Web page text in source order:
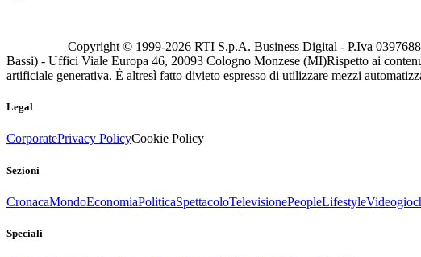
Copyright © 1999-2026 RTI S.p.A. Business Digital - P.Iva
Bassi) - Uffici Viale Europa 46, 20093 Cologno Monzese (MI)Rispetto ai
artificiale generativa. È altresì fatto divieto espresso di utilizzare mezzi
Legal
CorporatePrivacy PolicyCookie Policy
Sezioni
CronacaMondoEconomiaPoliticaSpettacoloTelevisionePeopleLifestyle
Speciali